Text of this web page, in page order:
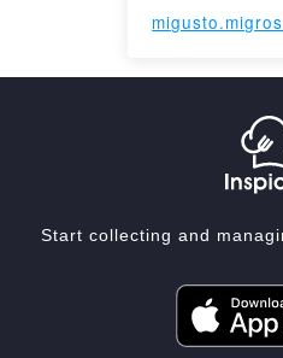
Start collecting and